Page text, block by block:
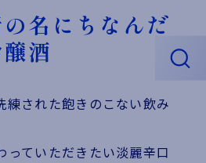
名にちなんだ
酒
練された飽きのこない飲み
っていただきたい淡麗辛口